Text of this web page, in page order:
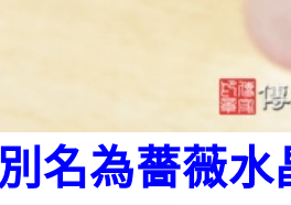
名為薔薇